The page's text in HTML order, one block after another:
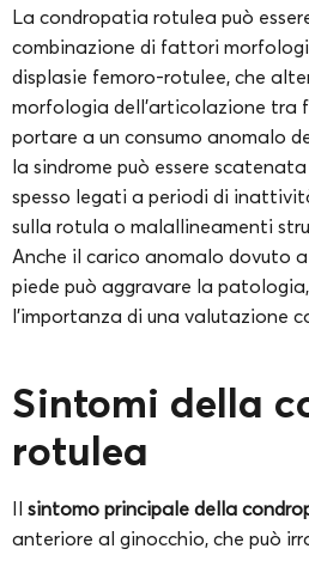
La condropatia rotulea può
combinazione di fattori
displasie femoro-rotulee, che
morfologia dell’articolazione tra
portare a un consumo anomalo
la sindrome può essere
spesso legati a periodi di
sulla rotula o malallineamenti
Anche il carico anomalo dovuto
piede può aggravare la
l’importanza di una valutazione
Sintomi della
rotulea
Il sintomo principale della
anteriore al ginocchio, che può